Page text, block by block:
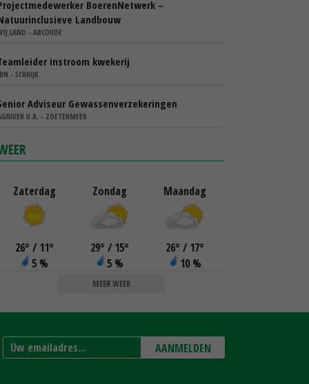
BoerenNetwerk –
Landbouw
- ABCOUDE
instroom kwekerij
- SCHAIJK
Adviseur Gewassenverzekeringen
U.A. - ZOETERMEER
Zaterdag
26° / 11°
5 %
Zondag
29° / 15°
5 %
Maandag
26° / 17°
10 %
MEER WEER
AANMELDEN